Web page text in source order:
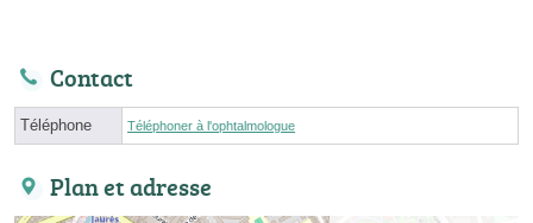
Contact
Téléphone Téléphoner à l'ophtalmologue
Plan et adresse